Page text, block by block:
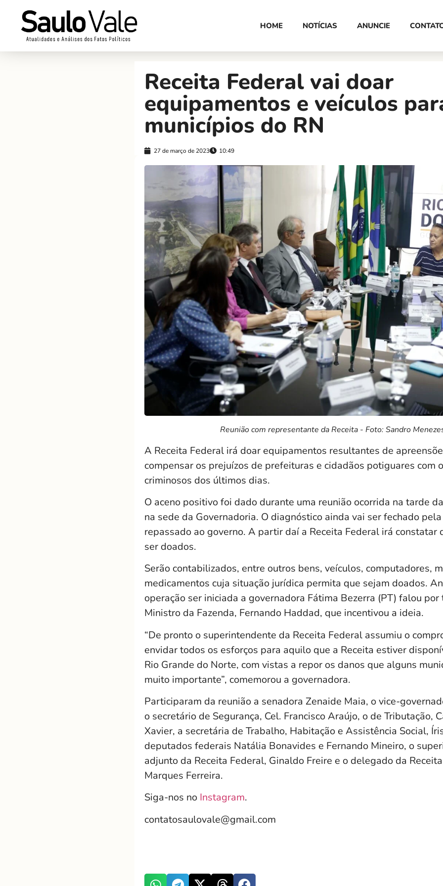
HOME NOTÍCIAS ANUNCIE
Receita Federal vai doar
equipamentos e veículos
municípios do RN
27 de março de 2023 10:49
Reunião com representante da Receita - Foto: Sandro
A Receita Federal irá doar equipamentos resultantes de
compensar os prejuízos de prefeituras e cidadãos potiguares com
criminosos dos últimos dias.
O aceno positivo foi dado durante uma reunião ocorrida na tarde
na sede da Governadoria. O diagnóstico ainda vai ser fechado
repassado ao governo. A partir daí a Receita Federal irá constatar
ser doados.
Serão contabilizados, entre outros bens, veículos, computadores,
medicamentos cuja situação jurídica permita que sejam doados.
operação ser iniciada a governadora Fátima Bezerra (PT) falou
Ministro da Fazenda, Fernando Haddad, que incentivou a ideia.
“De pronto o superintendente da Receita Federal assumiu o
envidar todos os esforços para aquilo que a Receita estiver
Rio Grande do Norte, com vistas a repor os danos que alguns
muito importante”, comemorou a governadora.
Participaram da reunião a senadora Zenaide Maia, o vice-
o secretário de Segurança, Cel. Francisco Araújo, o de Tributação,
Xavier, a secretária de Trabalho, Habitação e Assistência Social,
deputados federais Natália Bonavides e Fernando Mineiro, o
adjunto da Receita Federal, Ginaldo Freire e o delegado da
Marques Ferreira.
Siga-nos no Instagram.
contatosaulovale@gmail.com